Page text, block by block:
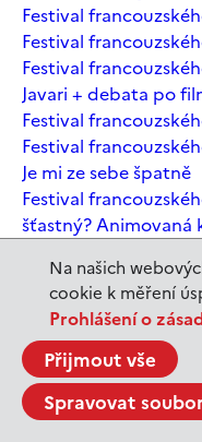
Na našich
cookie k měření
Prohlášení o
Přijmout vše
Spravovat
Festival
Festival
Festival
Javari + debata po
Festival
Festival
Je mi ze sebe špatně
Festival
šťastný? Animovaná
Festival
Festival
Festival
Králova milenka
Jeanne du Barry –
JEDEN SVĚT | Alláh